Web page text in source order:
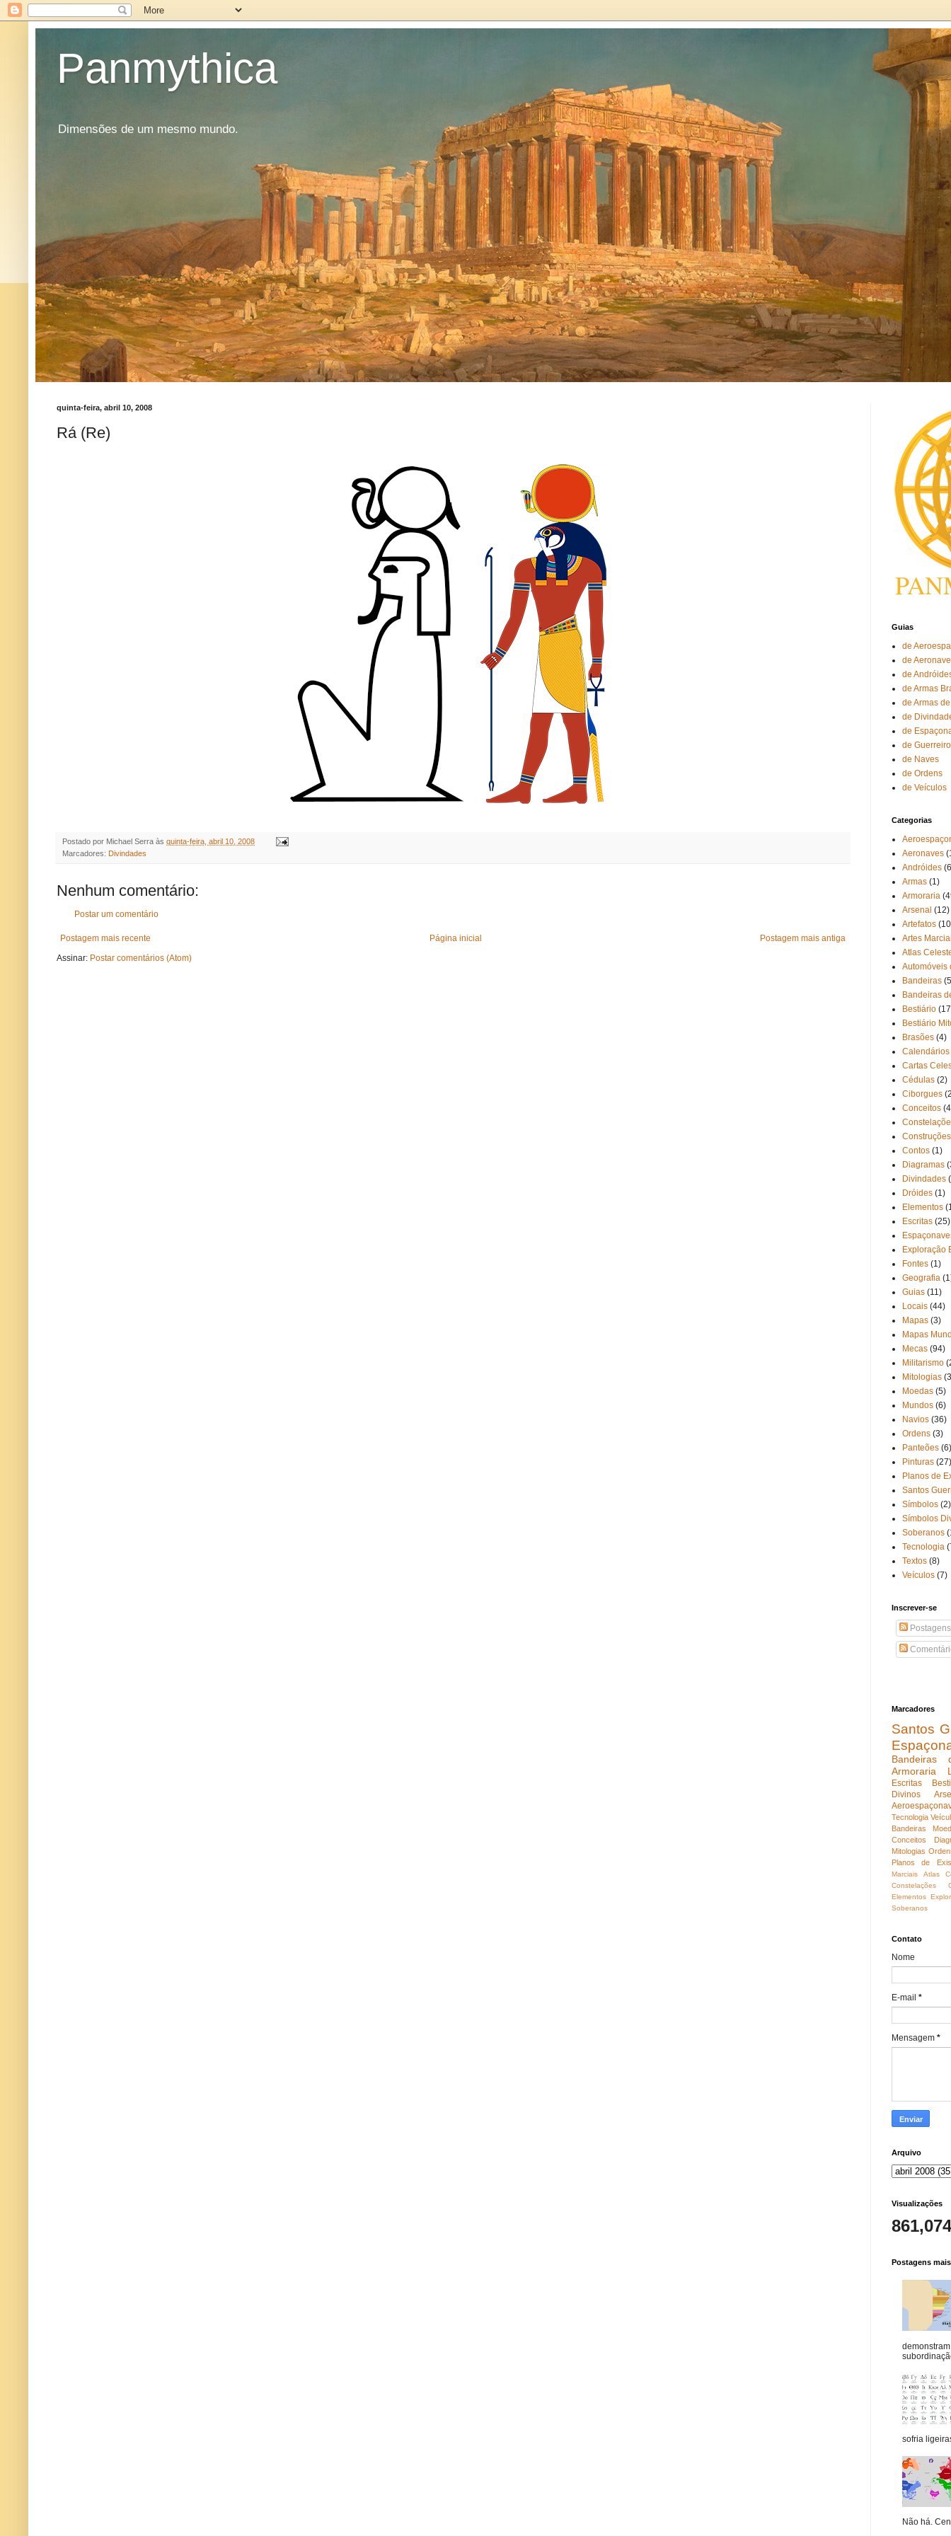
Panmythica
Dimensões de um mesmo mundo.
quinta-feira, abril 10, 2008
Rá (Re)
Postado por Michael Serra às quinta-feira, abril 10, 2008
Marcadores: Divindades
Nenhum comentário:
Postar um comentário
Postagem mais recente Postagem mais antiga
Página inicial
Assinar: Postar comentários (Atom)
Guias
de
de
de
de Armas
de Armas
de
de
de
de Naves
de Ordens
de Veículos
Categorias
Aeronaves
Andróides
Armas (1)
Armoraria
Arsenal (12)
Artefatos
Artes
Atlas
Automóveis
Bandeiras
Bandeiras
Bestiário
Bestiário
Brasões (4)
Calendários
Cartas
Cédulas (2)
Ciborgues
Conceitos
Construções
Contos (1)
Diagramas
Divindades
Dróides (1)
Elementos
Escritas (25)
Exploração
Fontes (1)
Geografia
Guias (11)
Locais (44)
Mapas (3)
Mapas
Mecas (94)
Militarismo
Mitologias
Moedas (5)
Mundos (6)
Navios (36)
Ordens (3)
Panteões (6)
Pinturas (27)
Planos de
Santos
Símbolos (2)
Símbolos
Soberanos
Tecnologia
Textos (8)
Veículos (7)
Inscrever-se
Postagens
Marcadores
Santos
Bandeiras
Armoraria
Escritas
Divinos
Tecnologia
Bandeiras
Conceitos
Mitologias
Planos de
Marciais
Atlas
Constelações
Elementos
Soberanos
Contato
Nome
E-mail *
Mensagem *
Arquivo
Visualizações
861,074
Postagens
sofria
Não há.